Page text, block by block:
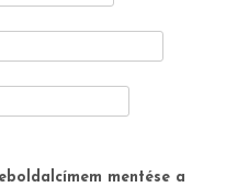
mentése a